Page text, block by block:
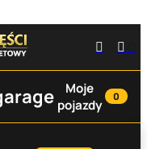


Moje
pojazdy
0